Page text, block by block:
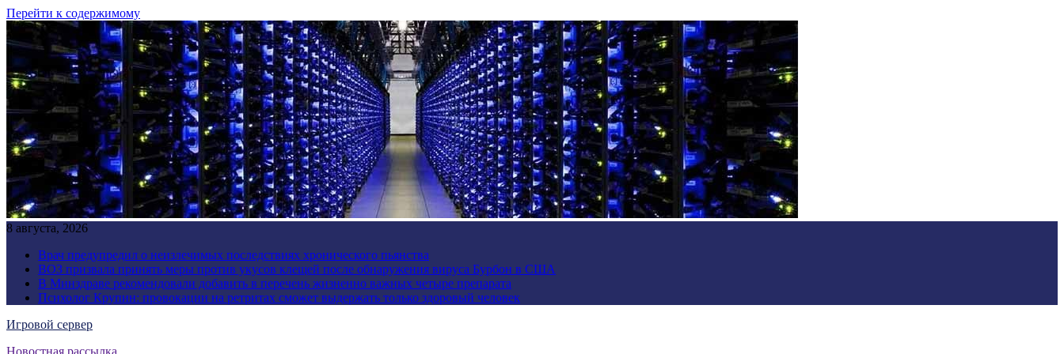
Перейти к содержимому
8 августа, 2026
Врач предупредил о неизлечимых последствиях хронического пьянства
ВОЗ призвала принять меры против укусов клещей после обнаружения вируса Бурбон в США
В Минздраве рекомендовали добавить в перечень жизненно важных четыре препарата
Психолог Крупин: провокации на ретритах сможет выдержать только здоровый человек
Игровой сервер
Новостная рассылка